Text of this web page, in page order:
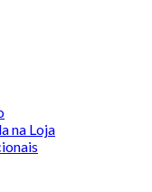
na Loja